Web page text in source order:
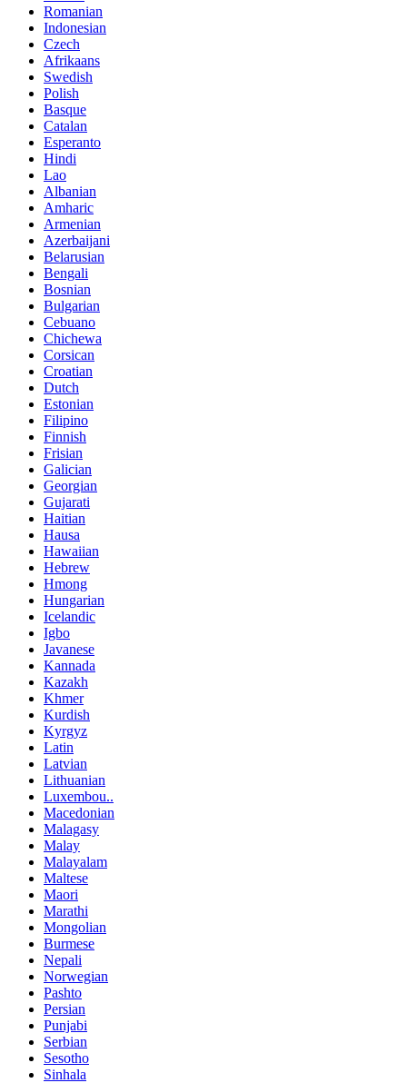
Romanian
Indonesian
Czech
Afrikaans
Swedish
Polish
Basque
Catalan
Esperanto
Hindi
Lao
Albanian
Amharic
Armenian
Azerbaijani
Belarusian
Bengali
Bosnian
Bulgarian
Cebuano
Chichewa
Corsican
Croatian
Dutch
Estonian
Filipino
Finnish
Frisian
Galician
Georgian
Gujarati
Haitian
Hausa
Hawaiian
Hebrew
Hmong
Hungarian
Icelandic
Igbo
Javanese
Kannada
Kazakh
Khmer
Kurdish
Kyrgyz
Latin
Latvian
Lithuanian
Luxembou..
Macedonian
Malagasy
Malay
Malayalam
Maltese
Maori
Marathi
Mongolian
Burmese
Nepali
Norwegian
Pashto
Persian
Punjabi
Serbian
Sesotho
Sinhala